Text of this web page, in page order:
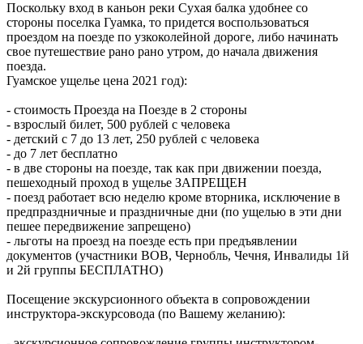
Поскольку вход в каньон реки Сухая балка удобнее со
стороны поселка Гуамка, то придется воспользоваться
проездом на поезде по узкоколейной дороге, либо начинать
свое путешествие рано рано утром, до начала движения
поезда.
Гуамское ущелье цена 2021 год):
- стоимость Проезда на Поезде в 2 стороны
- взрослый билет, 500 рублей с человека
- детский с 7 до 13 лет, 250 рублей с человека
- до 7 лет бесплатно
- в две стороны на поезде, так как при движении поезда,
пешеходный проход в ущелье ЗАПРЕЩЕН
- поезд работает всю неделю кроме вторника, исключение в
предпраздничные и праздничные дни (по ущелью в эти дни
пешее передвижение запрещено)
- льготы на проезд на поезде есть при предъявлении
документов (участники ВОВ, Чернобль, Чечня, Инвалиды 1й
и 2й группы БЕСПЛАТНО)
Посещение экскурсионного объекта в сопровождении
инструктора-экскурсовода (по Вашему желанию):